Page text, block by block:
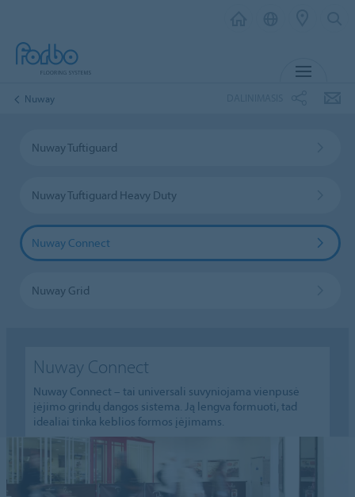
Nuway
Nuway Tuftiguard
Nuway Tuftiguard Heavy Duty
Nuway Connect
Nuway Grid
Nuway Connect
Nuway Connect – tai universali suvyniojama vienpusė
įėjimo grindų dangos sistema. Ją lengva formuoti, tad
idealiai tinka keblios formos įėjimams.